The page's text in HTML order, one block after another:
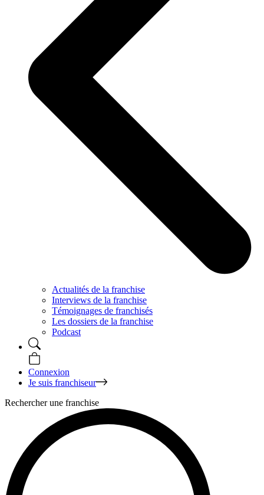
Actualités de la franchise
Interviews de la franchise
Témoignages de franchisés
Les dossiers de la franchise
Podcast
Connexion
Je suis franchiseur
Rechercher une franchise